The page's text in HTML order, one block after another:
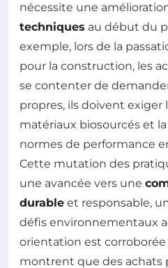
nécessite une
techniques au début du
exemple, lors de la
pour la construction, les
se contenter de
propres, ils doivent exiger
matériaux biosourcés et
normes de performance
Cette mutation des
une avancée vers une
durable et responsable,
défis environnementaux
orientation est
montrent que des achats